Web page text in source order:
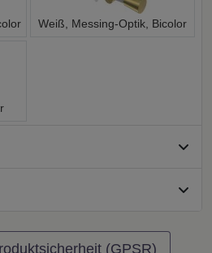
Weiß, Messing-Optik, Bicolor
(GPSR)